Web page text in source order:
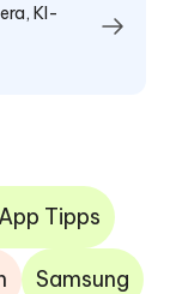
KI-
Tipps
Samsung